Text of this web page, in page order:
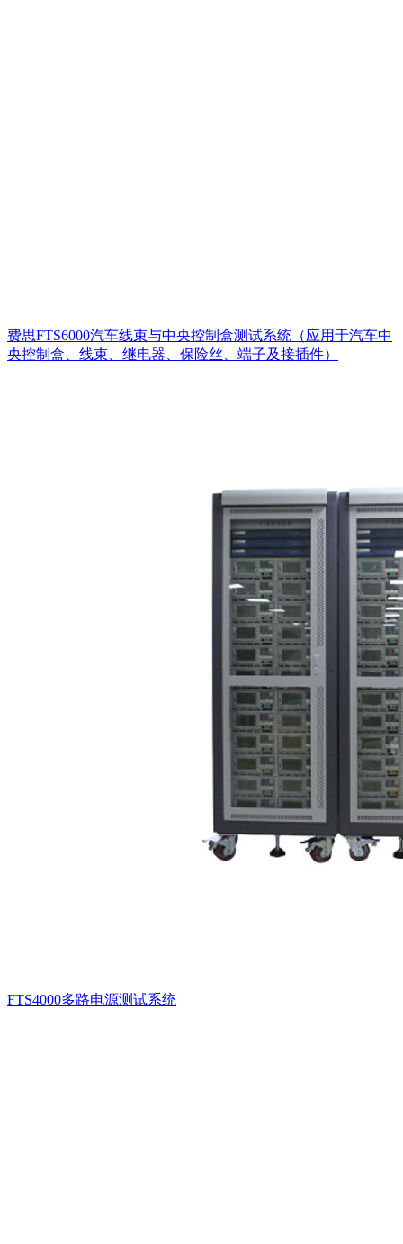
费思FTS6000汽车线束与中央控制盒测试系统（应用于汽车中
央控制盒、线束、继电器、保险丝、端子及接插件）
FTS4000多路电源测试系统